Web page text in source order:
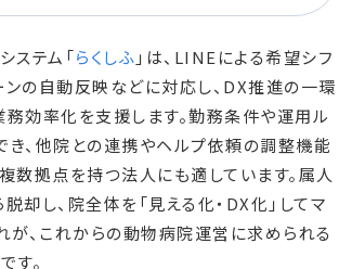
ステム「らくしふ 」は、LINEによる希望シフ
ンの自動反映などに対応し、DX推進の一環
務効率化を支援します。勤務条件や運用ル
き、他院との連携やヘルプ依頼の調整機能
数拠点を持つ法人にも適しています。属人
却し、院全体を「見える化・DX化」してマ
が、これからの動物病院運営に求められる
す。